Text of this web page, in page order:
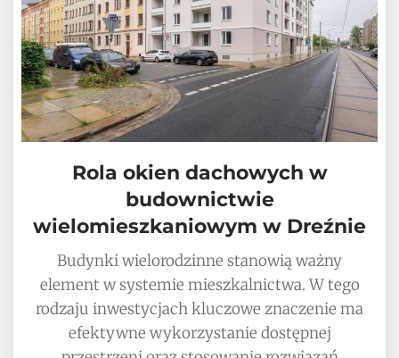
Rola okien dachowych w
budownictwie
wielomieszkaniowym w Dreźnie
Budynki wielorodzinne stanowią ważny
element w systemie mieszkalnictwa. W tego
rodzaju inwestycjach kluczowe znaczenie ma
efektywne wykorzystanie dostępnej